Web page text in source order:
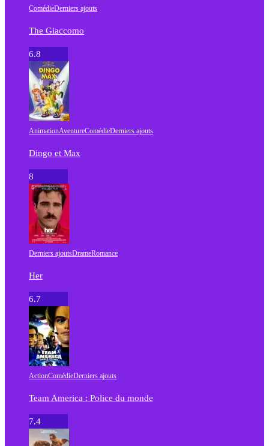
ComédieDerniers ajouts
The Giaccomo
6.8
AnimationAventureComédieDerniers ajouts
Dingo et Max
8
Derniers ajoutsDrameRomance
Her
6.7
ActionComédieDerniers ajouts
Team America : Police du monde
7.4